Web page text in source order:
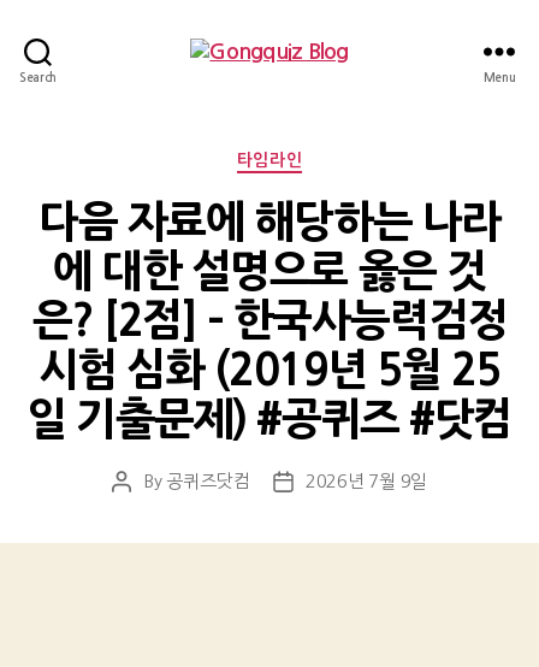
Search Menu
Categories
타임라인
다음 자료에 해당하는 나라
에 대한 설명으로 옳은 것
은? [2점] – 한국사능력검정
시험 심화 (2019년 5월 25
일 기출문제) #공퀴즈 #닷컴
PostBy 공퀴즈닷컴
Post2026년 7월 9일